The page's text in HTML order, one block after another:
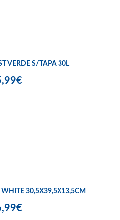
VERDE S/TAPA 30L
WHITE 30,5X39,5X13,5CM